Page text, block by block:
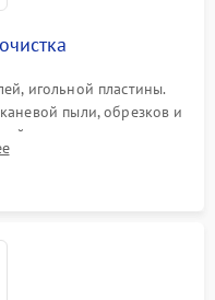
игольной пластины.
пыли, обрезков и
с помощью жестких
воздуха.